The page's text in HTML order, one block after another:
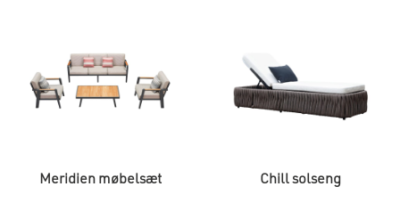
Meridien møbelsæt Chill solseng